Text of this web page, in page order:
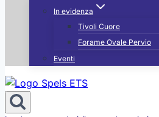
In evidenza
Tivoli Cuore
Forame Ovale Pervio
Eventi